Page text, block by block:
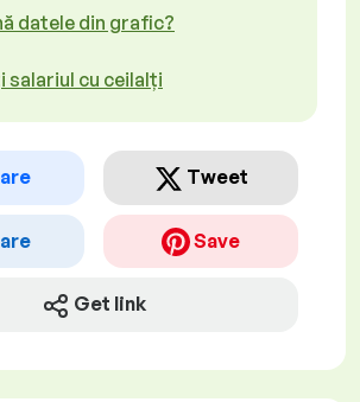
datele din grafic?
salariul cu ceilalți
Tweet
Save
Get link